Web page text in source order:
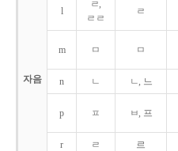
자음
l
ㄹ,
ㄹㄹ
ㄹ
m ㅁ ㅁ
n ㄴ ㄴ, 느
p ㅍ ㅂ, 프
r ㄹ 르